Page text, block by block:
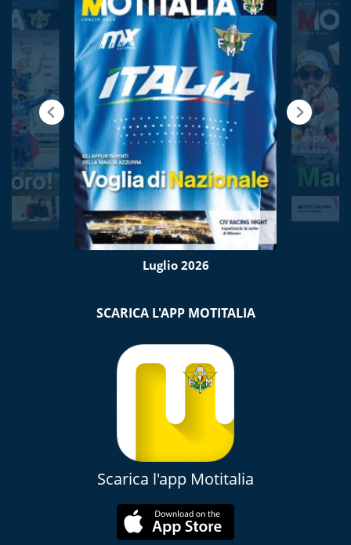
Luglio 2026
SCARICA L'APP MOTITALIA
Scarica l'app Motitalia